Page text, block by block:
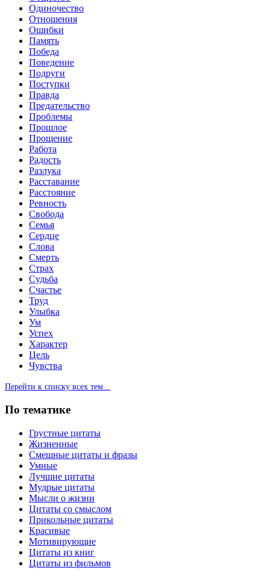
Одиночество
Отношения
Ошибки
Память
Победа
Поведение
Подруги
Поступки
Правда
Предательство
Проблемы
Прошлое
Прощение
Работа
Радость
Разлука
Расставание
Расстояние
Ревность
Свобода
Семья
Сердце
Слова
Смерть
Страх
Судьба
Счастье
Труд
Улыбка
Ум
Успех
Характер
Цель
Чувства
Перейти к списку всех тем...
По тематике
Грустные цитаты
Жизненные
Смешные цитаты и фразы
Умные
Лучшие цитаты
Мудрые цитаты
Мысли о жизни
Цитаты со смыслом
Прикольные цитаты
Красивые
Мотивирующие
Цитаты из книг
Цитаты из фильмов